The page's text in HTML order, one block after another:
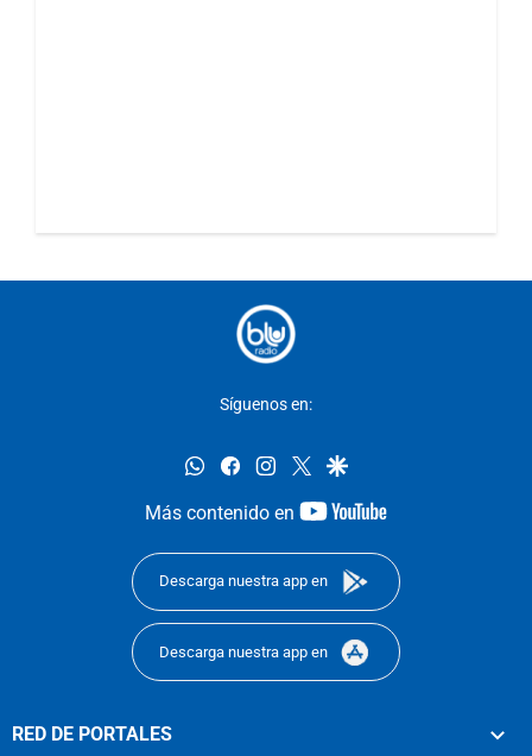
Síguenos en:
whatsappfacebookinstagram
twittergoogle
Más contenido en
youtube-
Descarga nuestra app en
Descarga nuestra app en
RED DE PORTALES